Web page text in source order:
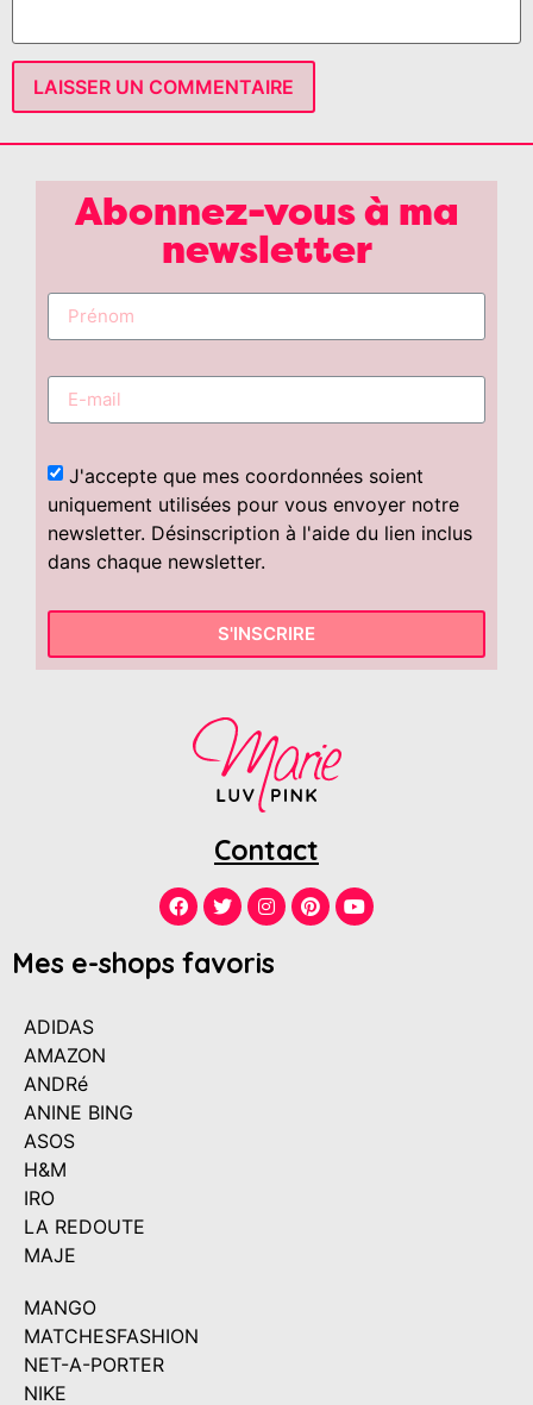
Abonnez-vous à ma
newsletter
J'accepte que mes coordonnées soient
uniquement utilisées pour vous envoyer notre
newsletter. Désinscription à l'aide du lien inclus
dans chaque newsletter.
S'INSCRIRE
Contact
Mes e-shops favoris
ADIDAS
AMAZON
ANDRé
ANINE BING
ASOS
H&M
IRO
LA REDOUTE
MAJE
MANGO
MATCHESFASHION
NET-A-PORTER
NIKE